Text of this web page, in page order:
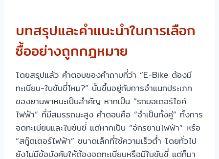
บทสรุปและคำแนะนำในการเลือก
ซื้ออย่างถูกกฎหมาย
โดยสรุปแล้ว คำตอบของคำถามที่ว่า “E-Bike ต้องมี
ทะเบียน-ใบขับขี่ไหม?” นั้นขึ้นอยู่กับการจำแนกประเภท
ของยานพาหนะเป็นสำคัญ หากเป็น “รถมอเตอร์ไซค์
ไฟฟ้า” ที่มีสมรรถนะสูง คำตอบคือ “จำเป็นทั้งคู่” ทั้งการ
จดทะเบียนและใบขับขี่ แต่หากเป็น “จักรยานไฟฟ้า” หรือ
“สกู๊ตเตอร์ไฟฟ้า” ขนาดเล็กที่ใช้ความเร็วต่ำ โดยทั่วไป
ยังไม่มีข้อบังคับให้ต้องจดทะเบียนหรือมีใบขับขี่ แต่ก็มา